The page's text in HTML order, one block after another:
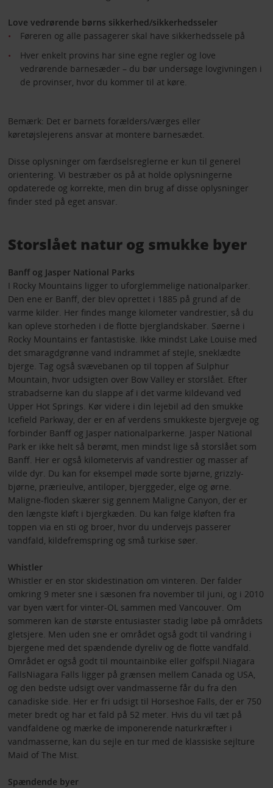
Love vedrørende børns sikkerhed/sikkerhedsseler
Føreren og alle passagerer skal have sikkerhedssele på
Hver enkelt provins har sine egne regler og love
vedrørende barnesæder – du bør undersøge lovgivningen i
de provinser, hvor du kommer til at køre.
Bemærk: Det er barnets forælders/værges eller
køretøjslejerens ansvar at montere barnesædet.
Disse oplysninger om færdselsreglerne er kun til generel
orientering. Vi bestræber os på at holde oplysningerne
opdaterede og korrekte, men din brug af disse oplysninger
finder sted på eget ansvar.
Storslået natur og smukke byer
Banff og Jasper National Parks
I Rocky Mountains ligger to uforglemmelige nationalparker.
Den ene er Banff, der blev oprettet i 1885 på grund af de
varme kilder. Her findes mange kilometer vandrestier, så du
kan opleve storheden i de flotte bjerglandskaber. Søerne i
Rocky Mountains er fantastiske. Ikke mindst Lake Louise med
det smaragdgrønne vand indrammet af stejle, sneklædte
bjerge. Tag også svævebanen op til toppen af Sulphur
Mountain, hvor udsigten over Bow Valley er storslået. Efter
strabadserne kan du slappe af i det varme kildevand ved
Upper Hot Springs. Kør videre i din lejebil ad den smukke
Icefield Parkway, der er en af verdens smukkeste bjergveje og
forbinder Banff og Jasper nationalparkerne. Jasper National
Park er ikke helt så berømt, men mindst lige så storslået som
Banff. Her er også kilometervis af vandrestier og masser af
vilde dyr. Du kan for eksempel møde sorte bjørne, grizzly-
bjørne, prærieulve, antiloper, bjerggeder, elge og ørne.
Maligne-floden skærer sig gennem Maligne Canyon, der er
den længste kløft i bjergkæden. Du kan følge kløften fra
toppen via en sti og broer, hvor du undervejs passerer
vandfald, kildefremspring og små turkise søer.
Whistler
Whistler er en stor skidestination om vinteren. Der falder
omkring 9 meter sne i sæsonen fra november til juni, og i 2010
var byen vært for vinter-OL sammen med Vancouver. Om
sommeren kan de største entusiaster stadig løbe på områdets
gletsjere. Men uden sne er området også godt til vandring i
bjergene med det spændende dyreliv og de flotte vandfald.
Området er også godt til mountainbike eller golfspil.Niagara
FallsNiagara Falls ligger på grænsen mellem Canada og USA,
og den bedste udsigt over vandmasserne får du fra den
canadiske side. Her er fri udsigt til Horseshoe Falls, der er 750
meter bredt og har et fald på 52 meter. Hvis du vil tæt på
vandfaldene og mærke de imponerende naturkræfter i
vandmasserne, kan du sejle en tur med de klassiske sejlture
Maid of The Mist.
Spændende byer